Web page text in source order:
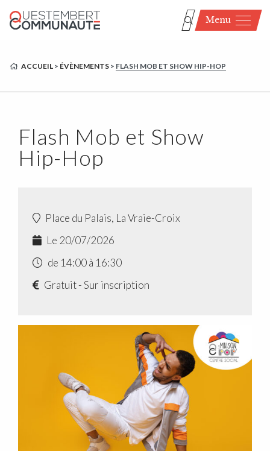
Menu
ACCUEIL > ÉVÈNEMENTS > FLASH MOB ET SHOW HIP-HOP
Flash Mob et Show
Hip-Hop
Place du Palais, La Vraie-Croix
Le 20/07/2026
de 14:00 à 16:30
Gratuit - Sur inscription